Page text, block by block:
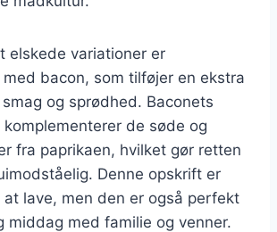
elskede variationer er
bacon, som tilføjer en ekstra
og sprødhed. Baconets
de søde og
fra paprikaen, hvilket gør retten
Denne opskrift er
at lave, men den er også perfekt
middag med familie og venner.